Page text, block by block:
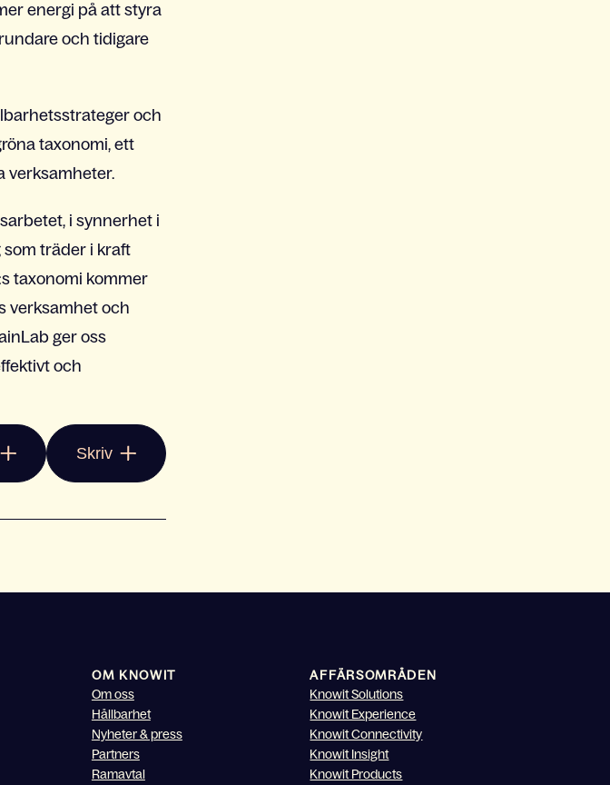
energi på att styra
och tidigare
och
taxonomi, ett
verksamheter.
i synnerhet i
som träder i kraft
taxonomi kommer
verksamhet och
ger oss
och
Skriv
OM KNOWIT
Om oss
Hållbarhet
Nyheter & press
Partners
Ramavtal
AFFÄRSOMRÅDEN
Knowit Solutions
Knowit Experience
Knowit Connectivity
Knowit Insight
Knowit Products